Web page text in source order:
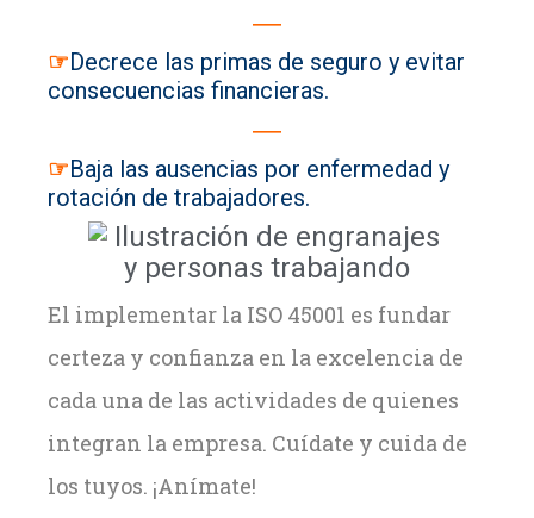
―
☞Decrece las primas de seguro y evitar
consecuencias financieras.
―
☞Baja las ausencias por enfermedad y
rotación de trabajadores.
El implementar la ISO 45001 es fundar
certeza y confianza en la excelencia de
cada una de las actividades de quienes
integran la empresa. Cuídate y cuida de
los tuyos. ¡Anímate!